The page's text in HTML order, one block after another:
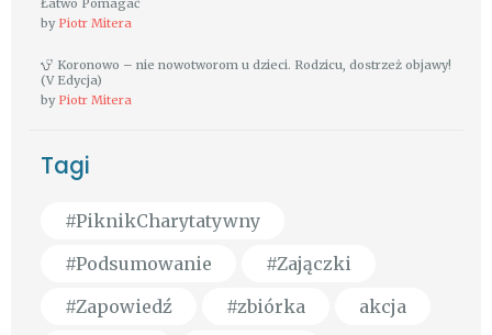
Łatwo Pomagać
by Piotr Mitera
Koronowo – nie nowotworom u dzieci. Rodzicu, dostrzeż objawy!
(V Edycja)
by Piotr Mitera
Tagi
#PiknikCharytatywny
#Podsumowanie
#Zajączki
#Zapowiedź
#zbiórka
akcja